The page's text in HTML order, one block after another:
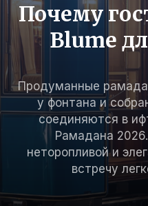
Почему
Blume
Продуманные
у фонтана и
соединяются в
Рамадана
неторопливой и
встречу